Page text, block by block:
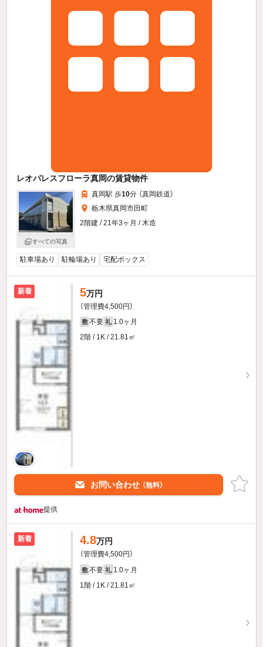
レオパレスフローラ真岡の賃貸物件
すべての写真
真岡駅 歩10分 （真岡鉄道）
栃木県真岡市田町
2階建 / 21年3ヶ月 / 木造
駐車場あり 駐輪場あり 宅配ボックス
新着 5万円
（管理費4,500円）
敷 不要 礼 1.0ヶ月
2階 / 1K / 21.81㎡
お問い合わせ （無料）
提供
新着 4.8万円
（管理費4,500円）
敷 不要 礼 1.0ヶ月
1階 / 1K / 21.81㎡